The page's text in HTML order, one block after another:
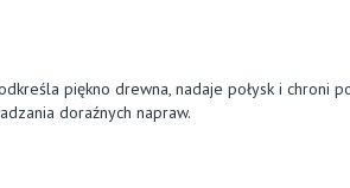
piękno drewna, nadaje połysk i chroni
doraźnych napraw.